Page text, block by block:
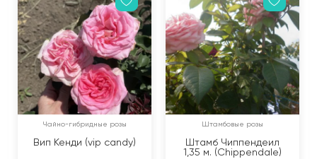
Чайно-гибридные розы
Вип Кенди (vip candy)
Штамбовые розы
Штамб Чиппендеил
1,35 м. (Chippendale)